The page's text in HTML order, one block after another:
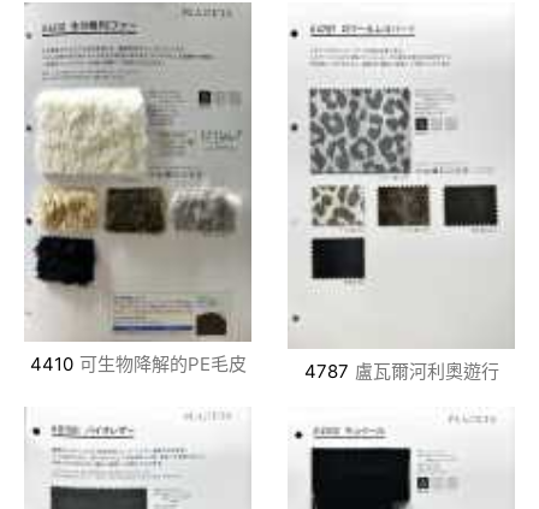
4410 可生物降解的PE毛皮 4787 盧瓦爾河利奧遊行